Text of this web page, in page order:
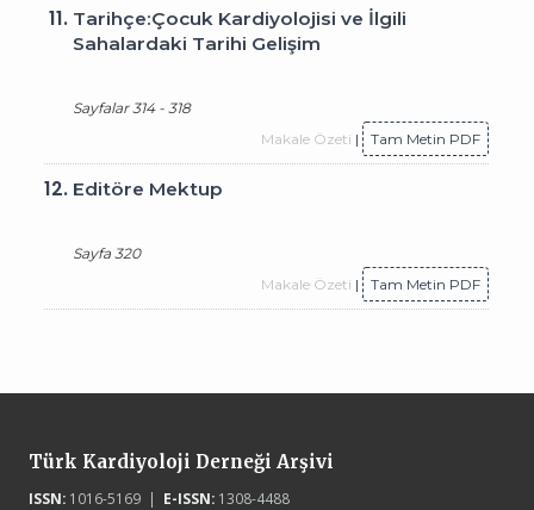
11. Tarihçe:Çocuk Kardiyolojisi ve İlgili
Sahalardaki Tarihi Gelişim
Sayfalar 314 - 318
Makale Özeti | Tam Metin PDF
12. Editöre Mektup
Sayfa 320
Makale Özeti | Tam Metin PDF
Türk Kardiyoloji Derneği Arşivi
ISSN:1016-5169 | E-ISSN:1308-4488